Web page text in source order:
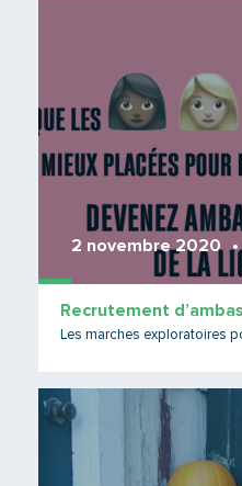
2 novembre 2020
Les marches exploratoires